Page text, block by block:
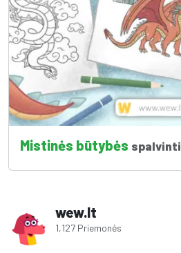
Mistinės būtybės spalvinti
wew.lt
1,127 Priemonės